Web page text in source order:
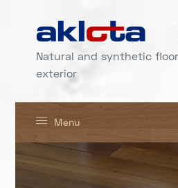
Natural and synthetic
exterior
Menu